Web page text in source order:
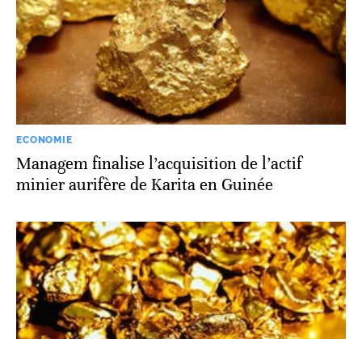
ECONOMIE
Managem finalise l’acquisition de l’actif
minier aurifère de Karita en Guinée